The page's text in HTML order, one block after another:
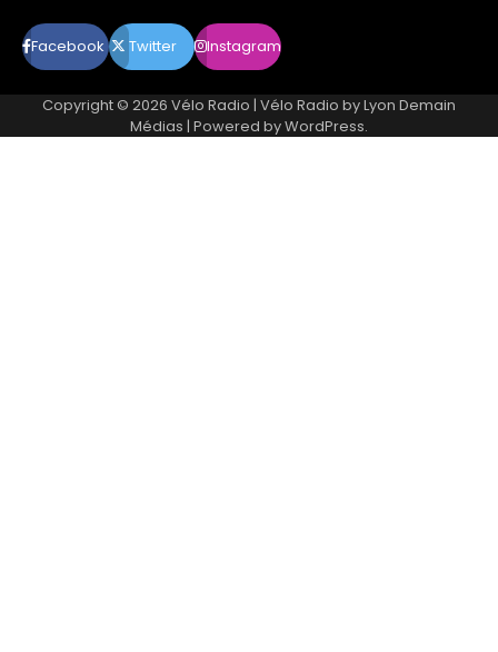
Facebook Twitter Instagram
Copyright © 2026 Vélo Radio | Vélo Radio byLyon Demain
Médias | Powered byWordPress.